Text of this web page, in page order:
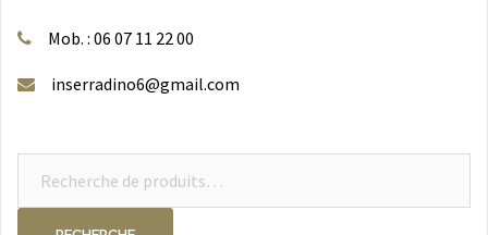
Mob. : 06 07 11 22 00
inserradino6@gmail.com